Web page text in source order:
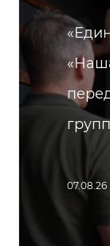
07.08.26